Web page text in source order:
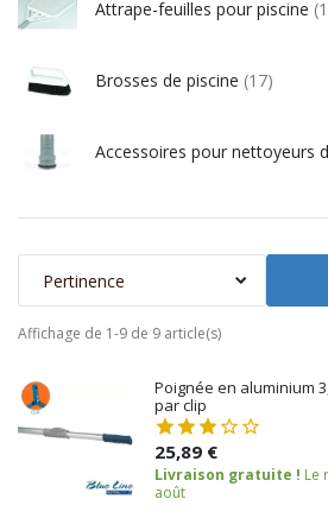
Attrape-feuilles pour piscine
Brosses de piscine (17)
Accessoires pour nettoyeurs
Pertinence
Affichage de 1-9 de 9 article(s)
Poignée en aluminium
par clip
25,89 €
Livraison gratuite ! Le
août